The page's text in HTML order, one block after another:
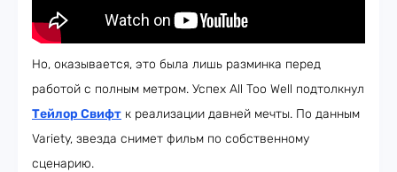
Но, оказывается, это была лишь разминка перед
работой с полным метром. Успех All Too Well подтолкнул
Тейлор Свифт к реализации давней мечты. По данным
Variety, звезда снимет фильм по собственному
сценарию.